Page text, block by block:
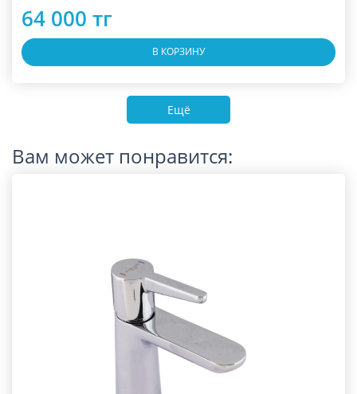
64 000 тг
В КОРЗИНУ
Ещё
Вам может понравится: